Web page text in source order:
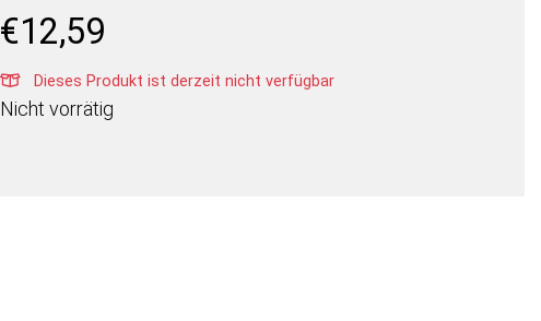
€12,59
Dieses Produkt ist derzeit nicht verfügbar
Nicht vorrätig